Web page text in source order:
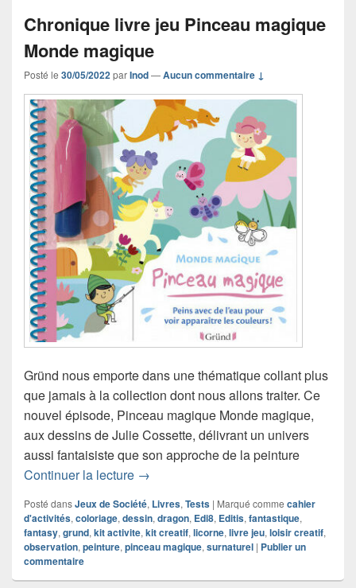
Chronique livre jeu Pinceau magique
Monde magique
Posté le 30/05/2022parInod—Aucun commentaire ↓
Gründ nous emporte dans une thématique collant plus
que jamais à la collection dont nous allons traiter. Ce
nouvel épisode, Pinceau magique Monde magique,
aux dessins de Julie Cossette, délivrant un univers
aussi fantaisiste que son approche de la peinture
Continuer la lecture Chronique livre jeu Pinceau magique
→
Posté dansJeux de Société, Livres, Tests | Marqué comme cahier
d'activités, coloriage, dessin, dragon, Edi8, Editis, fantastique,
fantasy, grund, kit activite, kit creatif, licorne, livre jeu, loisir creatif,
observation, peinture, pinceau magique, surnaturel | Publier un
commentaire